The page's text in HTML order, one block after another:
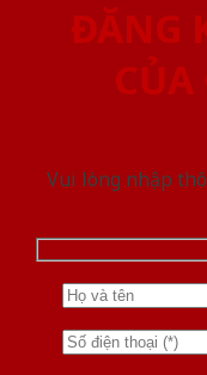
ĐĂNG
Vui lòng nhập